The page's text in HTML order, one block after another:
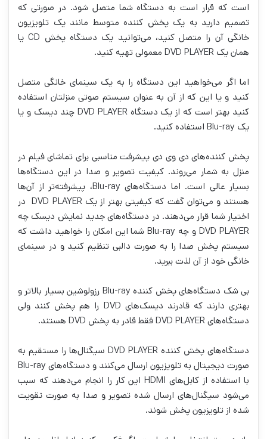
است که قرار است به دستگاه شما متصل شود. در صورتی که
تصمیم دارید به یک پخش کننده متوسط مانند یک تلویزیون
خانگی آن را متصل کنید، می‌توانید یک دستگاه پخش CD یا
همان یک DVD PLAYER معمولی تهیه کنید.
اما اگر می‌خواهید این دستگاه را به یک سینمای خانگی متصل
کنید و یا این که از آن به عنوان سیستم صوتی منزلتان استفاده
کنید بهتر است که از یک دستگاه DVD PLAYER چند دیسک و یا
یک Blu-ray استفاده کنید.
پخش کننده‌های دی وی دی پیشرفت مناسبی برای تماشای فیلم در
منزل به شمار می‌روند. کیفیت تصویر و صدا در این دستگاه‌ها
بسیار عالی است. اما دستگاه‌های Blu-ray، پیشرفته‌تر از آن‌ها
هستند و می‌توان گفت که کیفیتی بهتر از یک DVD PLAYER در
اختیار شما قرار می‌دهند. در دستگاه‌های جدید نمایش دیسک چه
DVD PLAYER و چه Blu-ray شما این امکان را خواهید داشت که
سیستم پخش صدا را به صورت دالبی تنظیم کنید و در سینمای
خانگی خود از آن لذت ببرید.
بی شک دستگاه‌های پخش کننده Blu-ray رزولوشین بسیار بالاتر و
بهتری دارند که قادرند دیسک‌های DVD را هم پخش کنند ولی
دستگاه‌های DVD PLAYER فقط قادر به پخش DVD هستند.
دستگاه‌های پخش کننده DVD PLAYER سیگنال‌ها را مستقیم به
صورت دیجیتال به تلویزیون ارسال می‌کنند و دستگاه‌های Blu-ray
با استفاده از کابل‌های HDMI این کار را انجام می‌دهند که سبب
می‌شود سیگنال‌های ارسال شده تصویر و صدا به صورت تقویت
شده از تلویزیون پخش شوند.